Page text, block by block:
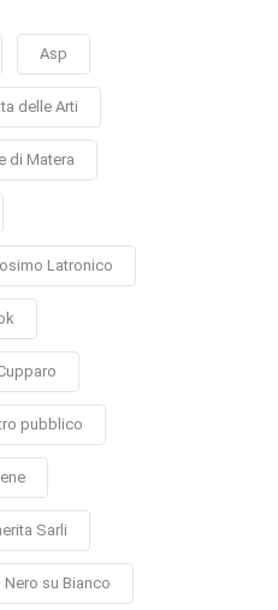
Asp
delle Arti
di Matera
Latronico
pubblico
Sarli
Nero su Bianco